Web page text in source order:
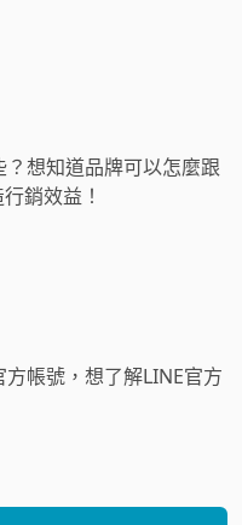
想知道品牌可以怎麼跟
銷效益！
帳號，想了解LINE官方